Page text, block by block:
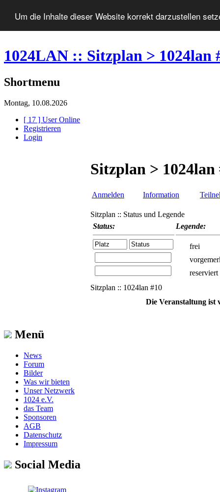
Um die Inhalte dieser Website korrekt darzustellen
1024LAN :: Sitzplan > 1024lan
Shortmenu
Montag, 10.08.2026
[ 17 ] User Online
Registrieren
Login
Menü
News
Forum
Bilder
Was wir bieten
Unser Netzwerk
1024 e.V.
das Team
Sponsoren
AGB
Datenschutz
Impressum
Social Media
Sitzplan > 1024lan
Anmelden Information
Sitzplan :: Status und Legende
Status:
Legende:
frei
reserviert
Sitzplan :: 1024lan #10
Die Veranstaltung ist